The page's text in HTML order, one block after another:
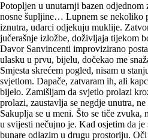
Potopljen u unutarnji bazen odjednom
nosne šupljine… Lupnem se nekoliko
iznutra, udarci odjekuju muklije.
jučerašnje izložbe, doživljaja tijekom
Davor Sanvincenti improvizirano
ulasku u prvu, bijelu, dočekao me
Smjesta skrećem pogled, nisam u
svjetlom. Dapače, zatvaram ih, ali
bijelo. Zamišljam da svjetlo prolazi
prolazi, zaustavlja se negdje unutra,
Sakuplja se u meni. Što se tiče zvuka,
u svijesti nečujno je. Kad osjetim da
bunare odlazim u drugu prostoriju.